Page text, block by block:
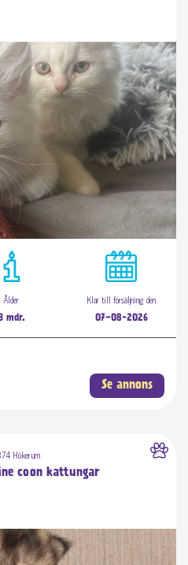
Ålder
mdr.
Klar till försäljning den
07-08-2026
Se annons
Hökerum
coon kattungar